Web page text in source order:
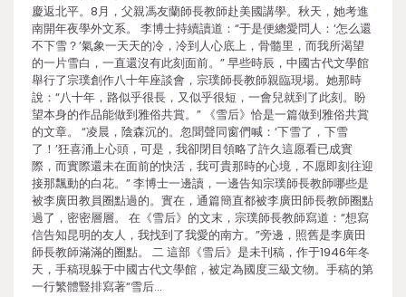
慶返北平。8月，父親馮友蘭師長教師赴美國講學。秋天，她考進
南開年夜學外文系。 李博士持續讀道：“于是便總愛問人：‘怎么還
不下雪？’氣象一天天的冷，冷到人心底上，骨髓里，而我所渴望
的一片雪白，一直還沒有此刻面前。” 早些時辰，中國古代文學館
舉行了宗璞創作八十年座談會，宗璞師長教師親臨現場。她那時
說：“八十年，路似乎很長，又似乎很短，一會兒就到了此刻。盼
望本身的作品能做到雅俗共賞。” 《雪后》恰是一篇做到雅俗共賞
的文章。 “凌晨，陰森沉的。忽聞聲同窗們喊：‘下雪了，下雪
了！’狂喜涌上心頭，可是，我卻閉目領略了許久這愿看已成實
際，而實際還未在面前的快活，我可貴那時的心境，不愿即刻往迎
接那飄動的白花。” 李博士一邊讀，一邊告知宗璞師長教師哪些是
被李廣田教員圈點過的。實在，通篇簡直都被李廣田師長教師圈點
過了，密密層層。 在《雪后》的文末，宗璞師長教師寫道：“想寫
信告知昆明的友人，我找到了我愛的南方。”旁邊，照舊是李廣田
師長教師滿滿的圈點。 二 這部《雪后》是未刊稿，作于1946年冬
天，手稿現躲于中國古代文學館，被定為國度三級文物。手稿的第
一行繁體豎排寫著“雪后…